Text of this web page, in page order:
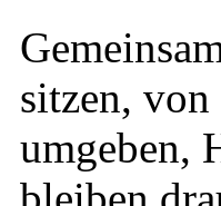
sitzen, von
umgeben,